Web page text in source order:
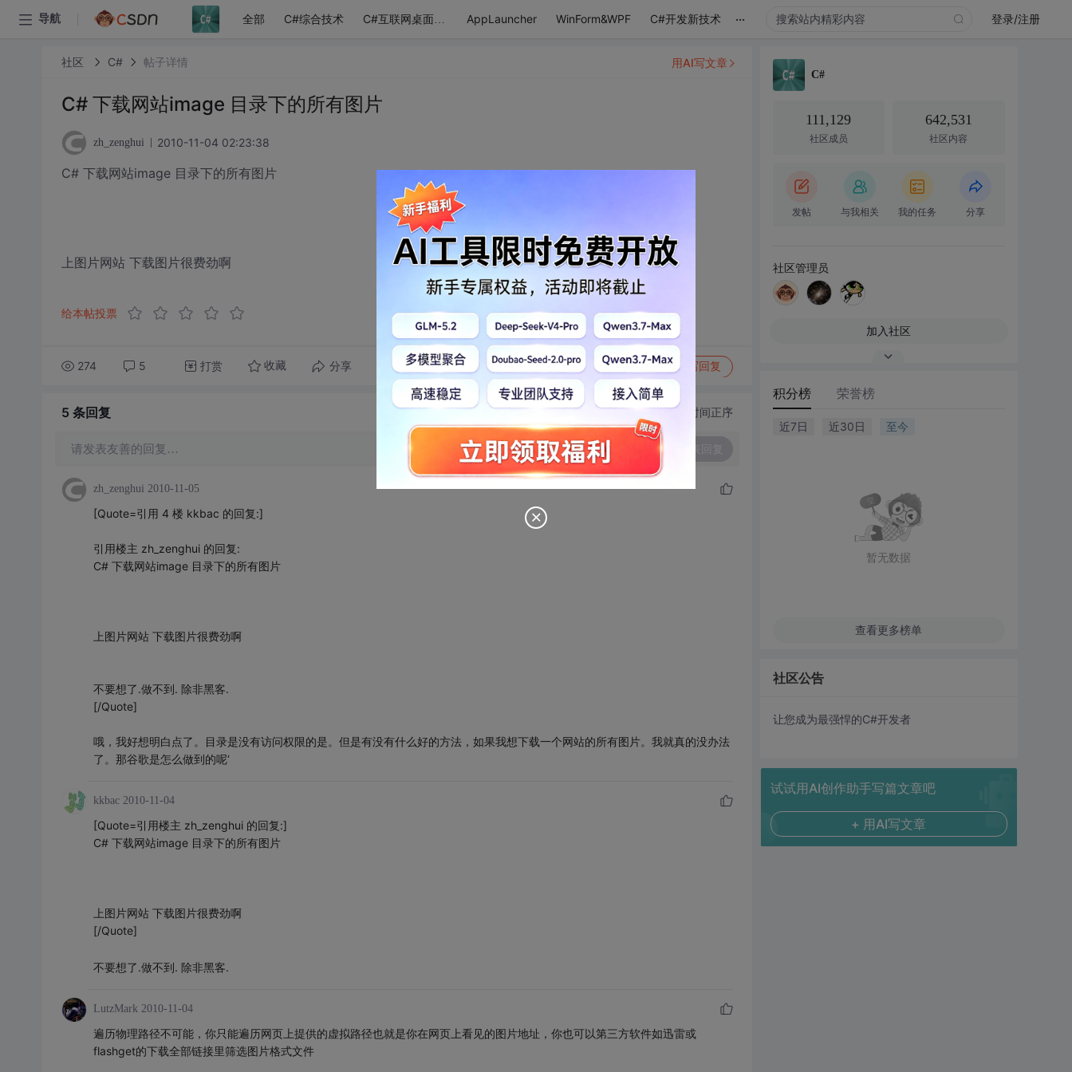
导航 全部 C#综合技术 C#互联网桌面应用 AppLauncher WinForm&WPF C#开发新技术 ... 登录/注册
社区 C# 帖子详情
C# 下载网站image 目录下的所有图片
zh_zenghui 2010-11-04 02:23:38
C# 下载网站image 目录下的所有图片
上图片网站 下载图片很费劲啊
给本帖投票
274 5 打赏 收藏 分享 转发到动态 举报 写回复
用AI写文章
5 条回复 切换为时间正序
请发表友善的回复…
zh_zenghui 2010-11-05
[Quote=引用 4 楼 kkbac 的回复:]
引用楼主 zh_zenghui 的回复:
C# 下载网站image 目录下的所有图片
上图片网站 下载图片很费劲啊
不要想了.做不到. 除非黑客.
[/Quote]
哦，我好想明白点了。目录是没有访问权限的是。但是有没有什么好的方法，如果我想下载一个网站的所有图片。我就真的没办法
了。那谷歌是怎么做到的呢‘
kkbac 2010-11-04
[Quote=引用楼主 zh_zenghui 的回复:]
C# 下载网站image 目录下的所有图片
上图片网站 下载图片很费劲啊
[/Quote]
不要想了.做不到. 除非黑客.
LutzMark 2010-11-04
遍历物理路径不可能，你只能遍历网页上提供的虚拟路径也就是你在网页上看见的图片地址，你也可以第三方软件如迅雷或
flashget的下载全部链接里筛选图片格式文件
C#
111,129
社区成员
642,531
社区内容
发帖 与我相关 我的任务 分享
社区管理员
加入社区
积分榜 荣誉榜
近7日 近30日 至今
暂无数据
查看更多榜单
社区公告
让您成为最强悍的C#开发者
试试用AI创作助手写篇文章吧
+ 用AI写文章